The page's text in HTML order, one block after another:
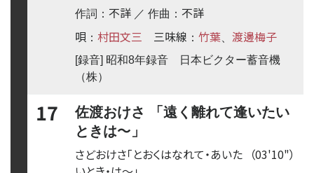
作詞： 不詳 ／ 作曲： 不詳
唄 ： 村田文三 三味線 ： 竹葉 渡邊梅子
[録音] 昭和8年録音 日本ビクター蓄音機
（株）
17
佐渡おけさ 「遠く離れて逢いたい
ときは〜 」
（03'10"）
さどおけさ「とおくはなれて・あいた